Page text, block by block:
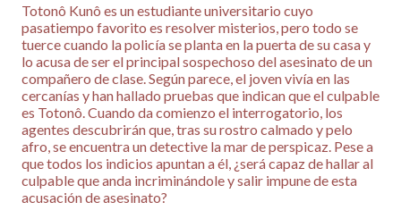
Totonô Kunô es un estudiante universitario cuyo
pasatiempo favorito es resolver misterios, pero todo se
tuerce cuando la policía se planta en la puerta de su casa y
lo acusa de ser el principal sospechoso del asesinato de un
compañero de clase. Según parece, el joven vivía en las
cercanías y han hallado pruebas que indican que el culpable
es Totonô. Cuando da comienzo el interrogatorio, los
agentes descubrirán que, tras su rostro calmado y pelo
afro, se encuentra un detective la mar de perspicaz. Pese a
que todos los indicios apuntan a él, ¿será capaz de hallar al
culpable que anda incriminándole y salir impune de esta
acusación de asesinato?